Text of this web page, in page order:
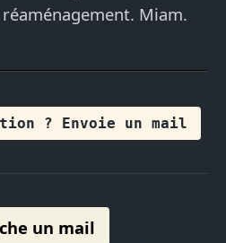
Miam.
? Envoie un mail
un mail